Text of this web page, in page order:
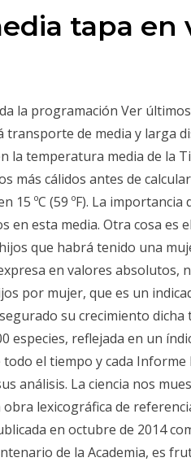
tapa en
la programación Ver
transporte de media y larga
la temperatura media de la
más cálidos antes de
15 ºC (59 ºF). La
en esta media. Otra cosa es
que habrá tenido una
en valores absolutos,
por mujer, que es un
su crecimiento dicha
especies, reflejada en un
todo el tiempo y cada
análisis. La ciencia nos
lexicográfica de
en octubre de 2014
de la Academia, es